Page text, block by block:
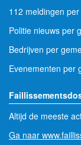
112 meldingen
Politie nieuws per
Bedrijven per
Evenementen per
Altijd de meeste
Ga naar